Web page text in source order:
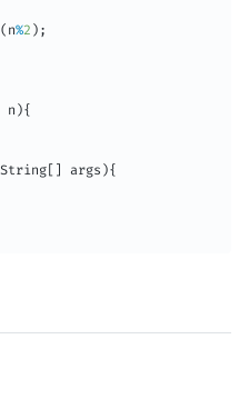
( n%2 ) ;
n ){
String[ ] args ){